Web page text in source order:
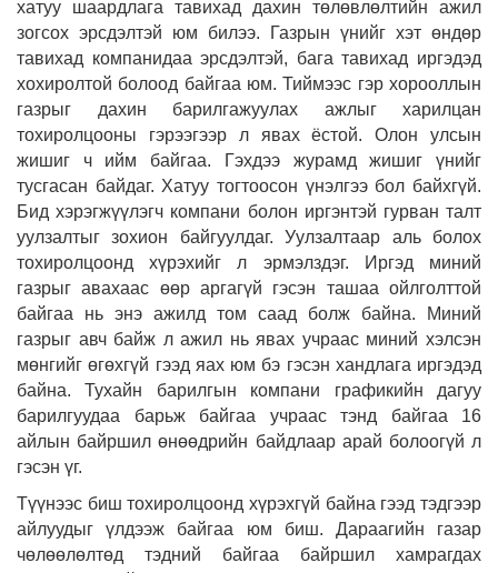
хатуу шаардлага тавихад дахин төлөвлөлтийн ажил
зогсох эрсдэлтэй юм билээ. Газрын үнийг хэт өндөр
тавихад компанидаа эрсдэлтэй, бага тавихад иргэдэд
хохиролтой болоод байгаа юм. Тиймээс гэр хорооллын
газрыг дахин барилгажуулах ажлыг харилцан
тохиролцооны гэрээгээр л явах ёстой. Олон улсын
жишиг ч ийм байгаа. Гэхдээ журамд жишиг үнийг
тусгасан байдаг. Хатуу тогтоосон үнэлгээ бол байхгүй.
Бид хэрэгжүүлэгч компани болон иргэнтэй гурван талт
уулзалтыг зохион байгуулдаг. Уулзалтаар аль болох
тохиролцоонд хүрэхийг л эрмэлздэг. Иргэд миний
газрыг авахаас өөр аргагүй гэсэн ташаа ойлголттой
байгаа нь энэ ажилд том саад болж байна. Миний
газрыг авч байж л ажил нь явах учраас миний хэлсэн
мөнгийг өгөхгүй гээд яах юм бэ гэсэн хандлага иргэдэд
байна. Тухайн барилгын компани графикийн дагуу
барилгуудаа барьж байгаа учраас тэнд байгаа 16
айлын байршил өнөөдрийн байдлаар арай болоогүй л
гэсэн үг.
Түүнээс биш тохиролцоонд хүрэхгүй байна гээд тэдгээр
айлуудыг үлдээж байгаа юм биш. Дараагийн газар
чөлөөлөлтөд тэдний байгаа байршил хамрагдах